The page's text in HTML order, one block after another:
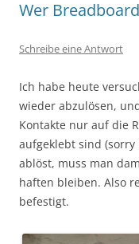
Wer
Schreibe eine Antwort
Ich habe heute
wieder abzulösen,
Kontakte nur auf die
aufgeklebt sind (sorry
ablöst, muss man
haften bleiben. Also
befestigt.